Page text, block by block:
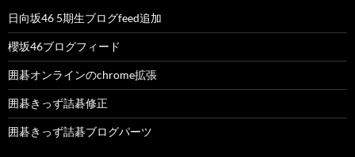
日向坂46 5期生ブログfeed追加
櫻坂46ブログフィード
囲碁オンラインのchrome拡張
囲碁きっず詰碁修正
囲碁きっず詰碁ブログパーツ